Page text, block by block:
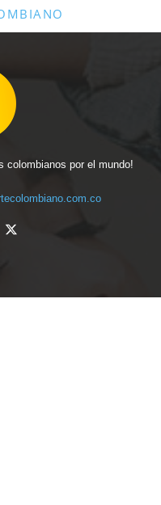
colombianos por el mundo!